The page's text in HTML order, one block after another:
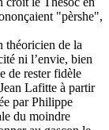
"pèrshe",
théoricien de la
ni l’envie, bien
de rester fidèle
Lafitte à partir
par Philippe
du moindre